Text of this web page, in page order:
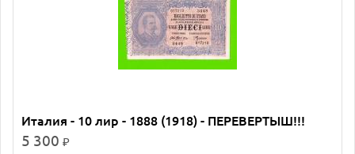
Италия - 10 лир - 1888 (1918) - ПЕРЕВЕРТЫШ!!!
5 300 ₽